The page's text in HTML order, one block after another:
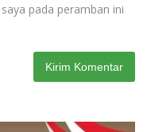
pada peramban ini